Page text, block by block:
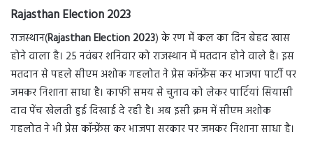
Rajasthan Election 2023
राजस्थान(Rajasthan Election 2023) के रण में कल का दिन बेहद खास
होने वाला है। 25 नवंबर शनिवार को राजस्थान में मतदान होने वाले है। इस
मतदान से पहले सीएम अशोक गहलोत ने प्रेस कॉन्फ्रेंस कर भाजपा पार्टी पर
जमकर निशाना साधा है। काफी समय से चुनाव को लेकर पार्टियां सियासी
दाव पेंच खेलती हुई दिखाई दे रही है। अब इसी क्रम में सीएम अशोक
गहलोत ने भी प्रेस कॉन्फ्रेंस कर भाजपा सरकार पर जमकर निशाना साधा है।